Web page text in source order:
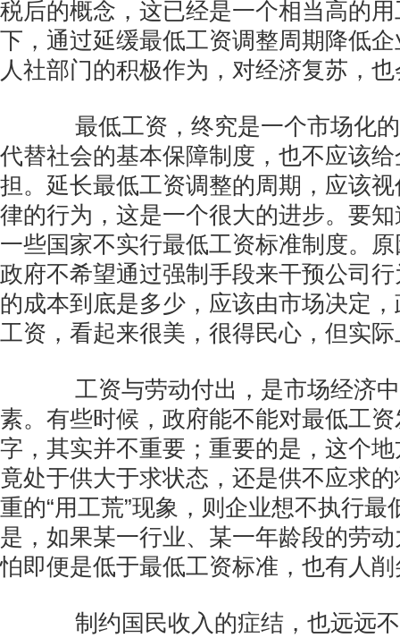
税后的概念，这已经是一个相当高的
下，通过延缓最低工资调整周期降低
人社部门的积极作为，对经济复苏，
最低工资，终究是一个市场化的
代替社会的基本保障制度，也不应该
担。延长最低工资调整的周期，应该
律的行为，这是一个很大的进步。要
一些国家不实行最低工资标准制度。
政府不希望通过强制手段来干预公司
的成本到底是多少，应该由市场决定
工资，看起来很美，很得民心，但实
工资与劳动付出，是市场经济中
素。有些时候，政府能不能对最低工
字，其实并不重要；重要的是，这个
竟处于供大于求状态，还是供不应求
重的“用工荒”现象，则企业想不执行最
是，如果某一行业、某一年龄段的劳
怕即便是低于最低工资标准，也有人
制约国民收入的症结，也远远不